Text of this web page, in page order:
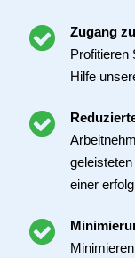
Zugang
Profitieren
Hilfe
einer